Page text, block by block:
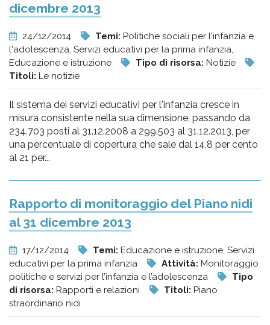
dicembre 2013
24/12/2014 Temi: Politiche sociali per l'infanzia e
l'adolescenza, Servizi educativi per la prima infanzia,
Educazione e istruzione
Tipo di risorsa: Notizie
Titoli: Le notizie
Il sistema dei servizi educativi per l'infanzia cresce in
misura consistente nella sua dimensione, passando da
234.703 posti al 31.12.2008 a 299.503 al 31.12.2013, per
una percentuale di copertura che sale dal 14,8 per cento
al 21 per...
Rapporto di monitoraggio del Piano nidi
al 31 dicembre 2013
17/12/2014 Temi: Educazione e istruzione, Servizi
educativi per la prima infanzia
Attività: Monitoraggio
politiche e servizi per l’infanzia e l’adolescenza
Tipo
di risorsa: Rapporti e relazioni Titoli: Piano
straordinario nidi